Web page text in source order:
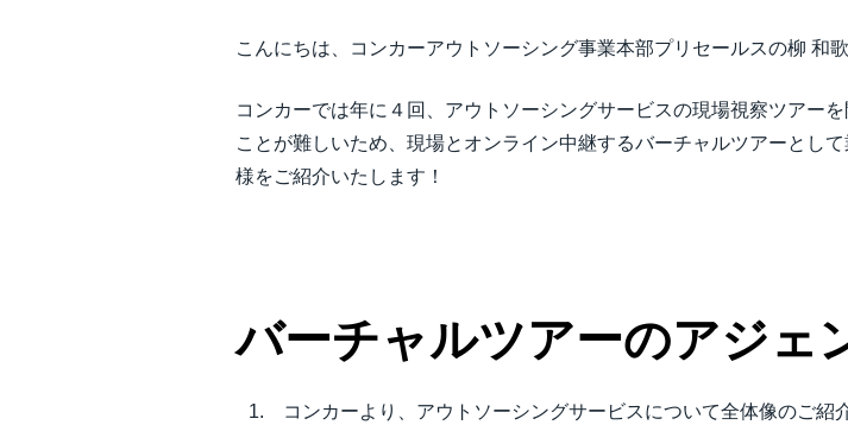
サステナビリティ
自治体・公共機関・教育機関等
こんにちは、コンカーアウトソーシング事業本部プリセールスの柳 和歌
コンカーでは年に４回、アウトソーシングサービスの現場視察ツアー
ことが難しいため、現場とオンライン中継するバーチャルツアーとし
様をご紹介いたします！
バーチャルツアーのアジェ
コンカーより、アウトソーシングサービスについて全体像のご紹